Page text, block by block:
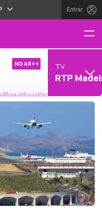
Entrar
NO AR TV
RTP